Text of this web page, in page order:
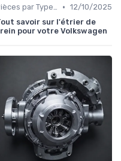
Pièces par Type (Freins, Moteur, etc.) • 12/10/2025
savoir sur l'étrier de
pour votre Volkswagen